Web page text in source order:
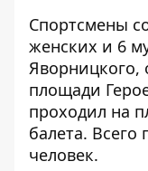
Спортсмены
женских и 6
Яворницкого,
площади
проходил на
балета. Всего
человек.